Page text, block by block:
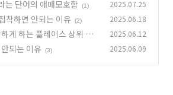
는 단어의 애매모호함 (1) 2025.07.25
착하면 안되는 이유 (2) 2025.06.18
게 하는 플레이스 상위 노
(2)
2025.06.12
되는 이유 (3) 2025.06.09